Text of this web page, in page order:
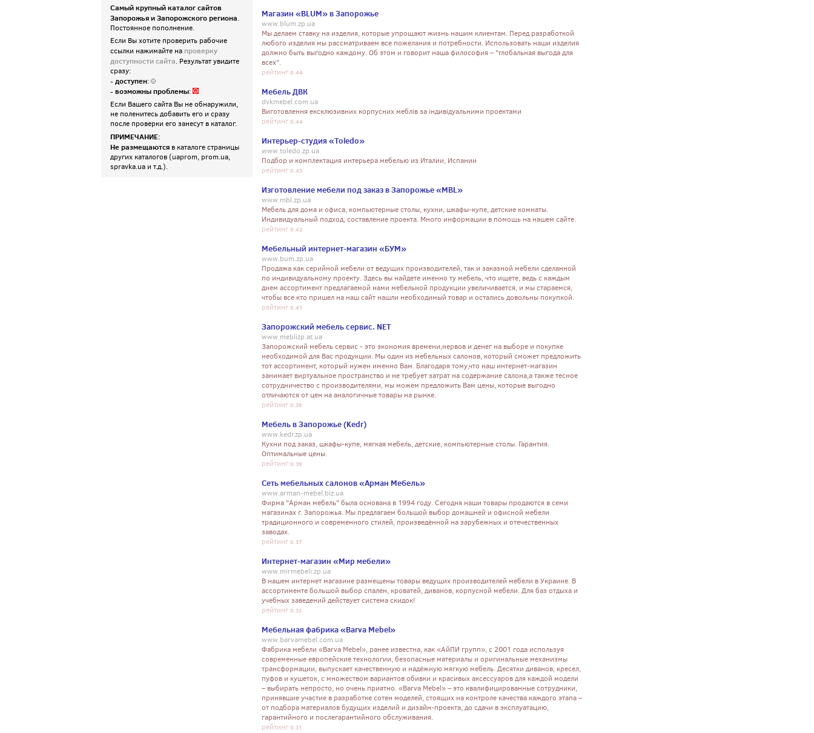
Самый крупный каталог сайтов
Запорожья и Запорожского региона.
Постоянное пополнение.
Если Вы хотите проверить рабочие
ссылки нажимайте на проверку
доступности сайта. Результат увидите
сразу:
- доступен:
- возможны проблемы:
Если Вашего сайта Вы не обнаружили,
не поленитесь добавить его и сразу
после проверки его занесут в каталог.
ПРИМЕЧАНИЕ:
Не размещаются в каталоге страницы
других каталогов (uaprom, prom.ua,
spravka.ua и т.д.).
Магазин «BLUM» в Запорожье
www.blum.zp.ua
Мы делаем ставку на изделия, которые упрощают жизнь нашим клиентам. Перед разработкой
любого изделия мы рассматриваем все пожелания и потребности. Использовать наши изделия
должно быть выгодно каждому. Об этом и говорит наша философия – "глобальная выгода для
всех".
рейтинг 0.44
Мебель ДВК
dvkmebel.com.ua
Виготовлення ексклюзивних корпусних меблів за індивідуальними проектами
рейтинг 0.44
Интерьер-студия «Toledo»
www.toledo.zp.ua
Подбор и комплектация интерьера мебелью из Италии, Испании
рейтинг 0.43
Изготовление мебели под заказ в Запорожье «MBL»
www.mbl.zp.ua
Мебель для дома и офиса, компьютерные столы, кухни, шкафы-купе, детские комнаты.
Индивидуальный подход, составление проекта. Много информации в помощь на нашем сайте.
рейтинг 0.42
Мебельный интернет-магазин «БУМ»
www.bum.zp.ua
Продажа как серийной мебели от ведущих производителей, так и заказной мебели сделанной
по индивидуальному проекту. Здесь вы найдете именно ту мебель, что ищете, ведь с каждым
днем ассортимент предлагаемой нами мебельной продукции увеличивается, и мы стараемся,
чтобы все кто пришел на наш сайт нашли необходимый товар и остались довольны покупкой.
рейтинг 0.41
Запорожский мебель сервис. NET
www.meblizp.at.ua
Запорожский мебель сервис - это экономия времени,нервов и денег на выборе и покупке
необходимой для Вас продукции. Мы один из мебельных салонов, который сможет предложить
тот ассортимент, который нужен именно Вам. Благодаря тому,что наш интернет-магазин
занимает виртуальное пространство и не требует затрат на содержание салона,а также тесное
сотрудничество с производителями, мы можем предложить Вам цены, которые выгодно
отличаются от цен на аналогичные товары на рынке.
рейтинг 0.39
Мебель в Запорожье (Kedr)
www.kedr.zp.ua
Кухни под заказ, шкафы-купе, мягкая мебель, детские, компьютерные столы. Гарантия.
Оптимальные цены.
рейтинг 0.39
Сеть мебельных салонов «Арман Мебель»
www.arman-mebel.biz.ua
Фирма "Арман мебель" была основана в 1994 году. Сегодня наши товары продаются в семи
магазинах г. Запорожья. Мы предлагаем большой выбор домашней и офисной мебели
традиционного и современного стилей, произведённой на зарубежных и отечественных
заводах.
рейтинг 0.37
Интернет-магазин «Мир мебели»
www.mirmebeli.zp.ua
В нашем интернет магазине размещены товары ведущих производителей мебели в Украине. В
ассортименте большой выбор спален, кроватей, диванов, корпусной мебели. Для баз отдыха и
учебных заведений действует система скидок!
рейтинг 0.33
Мебельная фабрика «Barva Mebel»
www.barvamebel.com.ua
Фабрика мебели «Barva Mebel», ранее известна, как «АйПИ групп», с 2001 года используя
современные европейские технологии, безопасные материалы и оригинальные механизмы
трансформации, выпускает качественную и надёжную мягкую мебель. Десятки диванов, кресел,
пуфов и кушеток, с множеством вариантов обивки и красивых аксессуаров для каждой модели
– выбирать непросто, но очень приятно. «Barva Mebel» – это квалифицированные сотрудники,
принявшие участие в разработке сотен моделей, стоящих на контроле качества каждого этапа –
от подбора материалов будущих изделий и дизайн-проекта, до сдачи в эксплуатацию,
гарантийного и послегарантийного обслуживания.
рейтинг 0.31